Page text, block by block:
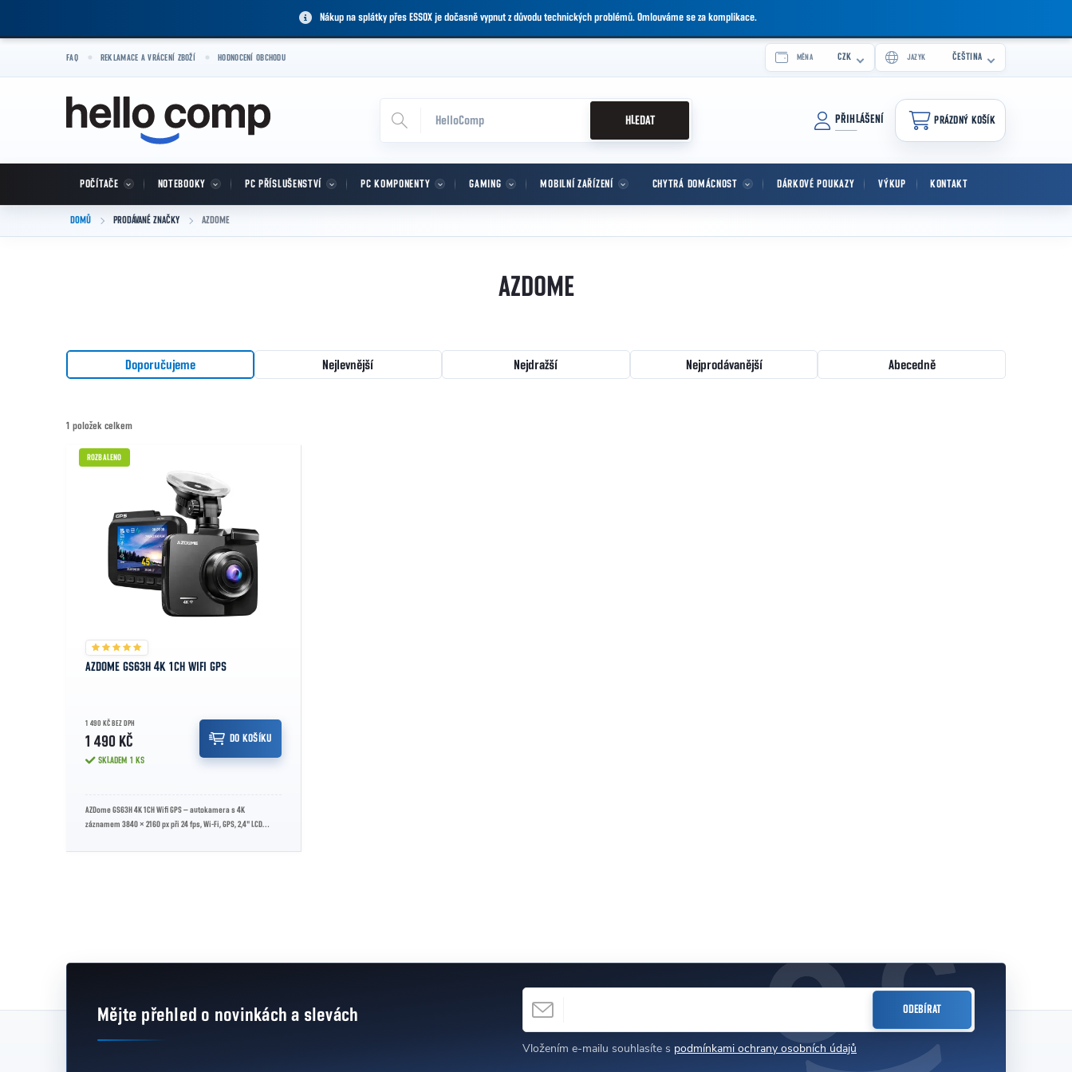
Nákup na splátky přes ESSOX je dočasně vypnut z důvodu technických problémů. Omlouváme se za komplikace.
FAQ REKLAMACE A VRÁCENÍ ZBOŽÍ HODNOCENÍ OBCHODU MĚNA CZK JAZYK ČEŠTINA
HLEDAT PŘIHLÁŠENÍ
NÁKUPNÍ KOŠÍK
PRÁZDNÝ KOŠÍK
POČÍTAČE NOTEBOOKY PC PŘÍSLUŠENSTVÍ PC KOMPONENTY GAMING MOBILNÍ ZAŘÍZENÍ CHYTRÁ DOMÁCNOST DÁRKOVÉ POUKAZY VÝKUP KONTAKT
DOMŮ PRODÁVANÉ ZNAČKY AZDOME
AZDOME
Řazení produktů
Doporučujeme Nejlevnější Nejdražší Nejprodávanější Abecedně
1 položek celkem
Výpis produktů
ROZBALENO
AZDOME GS63H 4K 1CH WIFI GPS
1 490 KČ BEZ DPH
1 490 KČ
SKLADEM 1 KS
DO KOŠÍKU
AZDome GS63H 4K 1CH Wifi GPS – autokamera s 4K
záznamem 3840 × 2160 px při 24 fps, Wi-Fi, GPS, 2,4" LCD
Mějte přehled o novinkácha slevách E-MAIL
Vložením e-mailu souhlasíte s podmínkami ochrany osobních údajů
ODEBÍRAT